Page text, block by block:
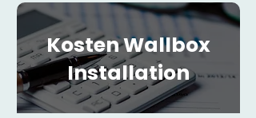
Kosten Wallbox
Installation